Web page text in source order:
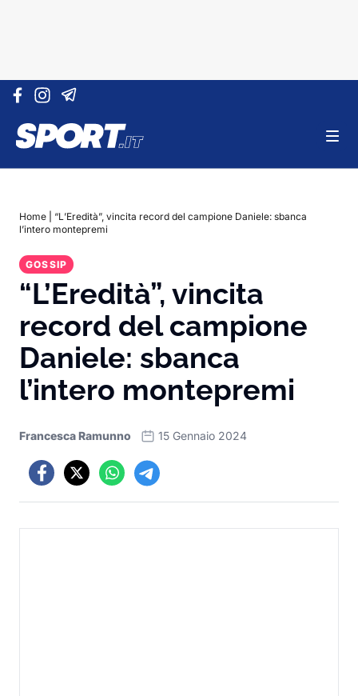
Vai al contenuto
Home
“L’Eredità”, vincita record del campione Daniele: sbanca
l’intero montepremi
GOSSIP
“L’Eredità”, vincita
record del campione
Daniele: sbanca
l’intero montepremi
Francesca Ramunno 15 Gennaio 2024